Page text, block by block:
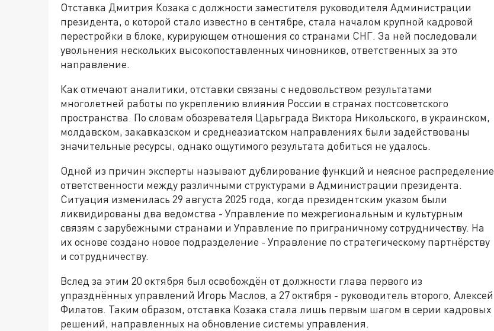
Отставка Дмитрия Козака с должности заместителя руководителя Администрации
президента, о которой стало известно в сентябре, стала началом крупной кадровой
перестройки в блоке, курирующем отношения со странами СНГ. За ней последовали
увольнения нескольких высокопоставленных чиновников, ответственных за это
направление.
Как отмечают аналитики, отставки связаны с недовольством результатами
многолетней работы по укреплению влияния России в странах постсоветского
пространства. По словам обозревателя Царьграда Виктора Никольского, в украинском,
молдавском, закавказском и среднеазиатском направлениях были задействованы
значительные ресурсы, однако ощутимого результата добиться не удалось.
Одной из причин эксперты называют дублирование функций и неясное распределение
ответственности между различными структурами в Администрации президента.
Ситуация изменилась 29 августа 2025 года, когда президентским указом были
ликвидированы два ведомства - Управление по межрегиональным и культурным
связям с зарубежными странами и Управление по приграничному сотрудничеству. На
их основе создано новое подразделение - Управление по стратегическому партнёрству
и сотрудничеству.
Вслед за этим 20 октября был освобождён от должности глава первого из
упразднённых управлений Игорь Маслов, а 27 октября - руководитель второго, Алексей
Филатов. Таким образом, отставка Козака стала лишь первым шагом в серии кадровых
решений, направленных на обновление системы управления.